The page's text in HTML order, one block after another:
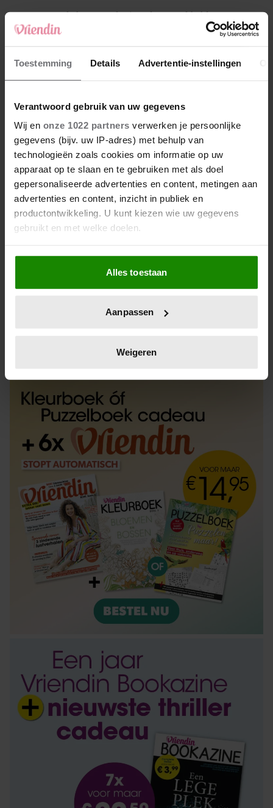
Toestemming Details Advertentie-instellingen
Verantwoord gebruik van uw gegevens
Wij en onze 1022 partners verwerken je persoonlijke
gegevens (bijv. uw IP-adres) met behulp van
technologieën zoals cookies om informatie op uw
apparaat op te slaan en te gebruiken met als doel
gepersonaliseerde advertenties en content, metingen aan
advertenties en content, inzicht in publiek en
productontwikkeling. U kunt kiezen wie uw gegevens
gebruikt en met welke doelen.
Als u het toestaat, willen we ook graag:
Informatie verzamelen over uw geografische
locatie, die tot een paar meter nauwkeurig kan zijn
scannen op specifieke eigenschappen (fingerprinting)
verwerkt en stel uw voorkeuren in het
intrekken in de Cookieverklaring.
We gebruiken cookies om content en advertenties te
personaliseren, om functies voor social media te bieden
en om ons websiteverkeer te analyseren. Ook delen we
informatie over uw gebruik van onze site met onze
partners voor social media, adverteren en analyse. Deze
partners kunnen deze gegevens combineren met andere
informatie die u aan ze heeft verstrekt of die ze hebben
verzameld op basis van uw gebruik van hun services. U
gaat akkoord met onze cookies als u onze website blijft
gebruiken.
Alles toestaan
Aanpassen
Weigeren
4 Makelaar Mandy: ‘Vrijdagavond belde Bart.
Hij sprak eng kalm’
5 Makelaar Mandy: ‘Judith typt… En deze keer
durf ik bijna niet te lezen wat er komt’
Nieuw